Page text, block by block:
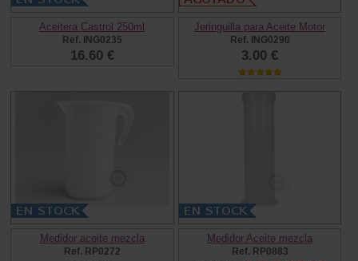
Aceitera Castrol 250ml
Ref. ING0235
16.60 €
Jeringuilla para Aceite Motor
Ref. ING0290
3.00 €
Medidor aceite mezcla
Ref. RP0272
Medidor Aceite mezcla
Ref. RP0883